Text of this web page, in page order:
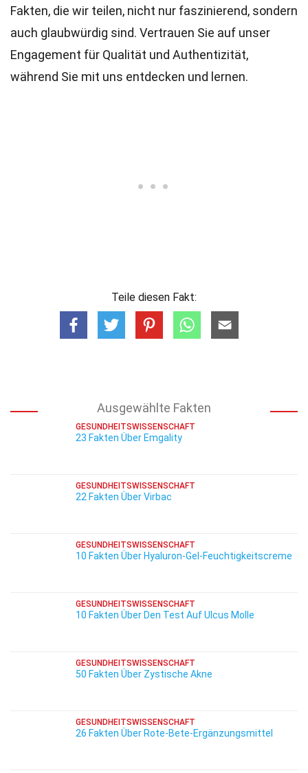
Fakten, die wir teilen, nicht nur faszinierend, sondern
auch glaubwürdig sind. Vertrauen Sie auf unser
Engagement für Qualität und Authentizität,
während Sie mit uns entdecken und lernen.
Teile diesen Fakt:
Ausgewählte Fakten
GESUNDHEITSWISSENSCHAFT
23 Fakten Über Emgality
GESUNDHEITSWISSENSCHAFT
22 Fakten Über Virbac
GESUNDHEITSWISSENSCHAFT
10 Fakten Über Hyaluron-Gel-Feuchtigkeitscreme
GESUNDHEITSWISSENSCHAFT
10 Fakten Über Den Test Auf Ulcus Molle
GESUNDHEITSWISSENSCHAFT
50 Fakten Über Zystische Akne
GESUNDHEITSWISSENSCHAFT
26 Fakten Über Rote-Bete-Ergänzungsmittel